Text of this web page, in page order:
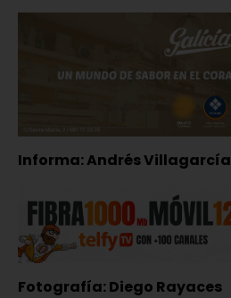
Informa: Andrés Villagarcía
Fotografía: Diego Rayaces